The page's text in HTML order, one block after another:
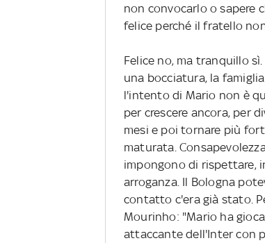
non convocarlo o sapere
felice perché il fratello
Felice no, ma tranquillo
una bocciatura, la
l'intento di Mario non è
per crescere ancora, per
mesi e poi tornare più
maturata.
impongono di rispettare,
arroganza. Il Bologna
contatto c'era già stato.
Mourinho: "Mario ha
attaccante dell'Inter con